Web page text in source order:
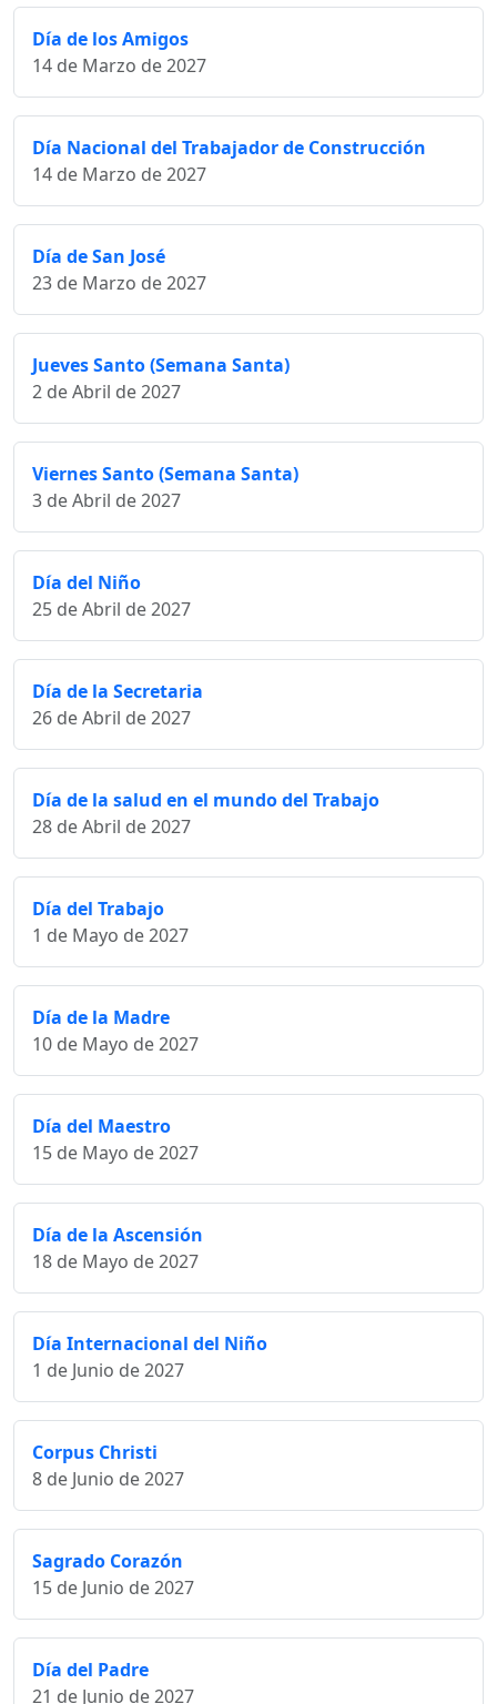
Día de los Amigos
14 de Marzo de 2027
Día Nacional del Trabajador de Construcción
14 de Marzo de 2027
Día de San José
23 de Marzo de 2027
Jueves Santo (Semana Santa)
2 de Abril de 2027
Viernes Santo (Semana Santa)
3 de Abril de 2027
Día del Niño
25 de Abril de 2027
Día de la Secretaria
26 de Abril de 2027
Día de la salud en el mundo del Trabajo
28 de Abril de 2027
Día del Trabajo
1 de Mayo de 2027
Día de la Madre
10 de Mayo de 2027
Día del Maestro
15 de Mayo de 2027
Día de la Ascensión
18 de Mayo de 2027
Día Internacional del Niño
1 de Junio de 2027
Corpus Christi
8 de Junio de 2027
Sagrado Corazón
15 de Junio de 2027
Día del Padre
21 de Junio de 2027